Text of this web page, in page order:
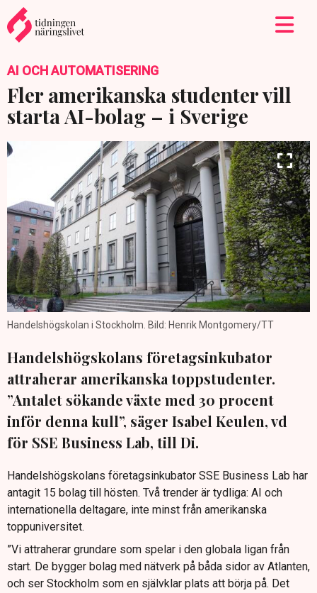
AI OCH AUTOMATISERING
Fler amerikanska studenter vill
starta AI-bolag – i Sverige
Handelshögskolan i Stockholm. Bild: Henrik Montgomery/TT
Handelshögskolans företagsinkubator
attraherar amerikanska toppstudenter.
”Antalet sökande växte med 30 procent
inför denna kull”, säger Isabel Keulen, vd
för SSE Business Lab, till Di.
Handelshögskolans företagsinkubator SSE Business Lab har
antagit 15 bolag till hösten. Två trender är tydliga: AI och
internationella deltagare, inte minst från amerikanska
toppuniversitet.
”Vi attraherar grundare som spelar i den globala ligan från
start. De bygger bolag med nätverk på båda sidor av Atlanten,
och ser Stockholm som en självklar plats att börja på. Det